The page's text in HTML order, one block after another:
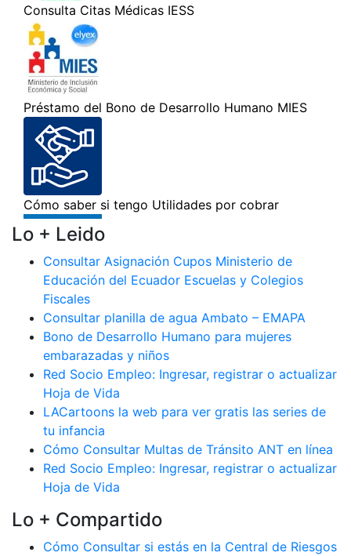
Lo + Leido
Consultar Asignación Cupos Ministerio de
Educación del Ecuador Escuelas y Colegios
Fiscales
Consultar planilla de agua Ambato – EMAPA
Bono de Desarrollo Humano para mujeres
embarazadas y niños
Red Socio Empleo: Ingresar, registrar o actualizar
Hoja de Vida
LACartoons la web para ver gratis las series de
tu infancia
Cómo Consultar Multas de Tránsito ANT en línea
Red Socio Empleo: Ingresar, registrar o actualizar
Hoja de Vida
Lo + Compartido
Cómo Consultar si estás en la Central de Riesgos